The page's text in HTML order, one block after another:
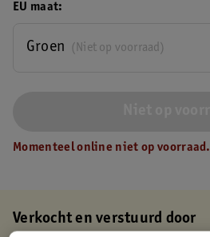
EU maat
(Niet op voorraad)
Groen
Momenteel online niet op voorraad.
Verkocht en verstuurd door